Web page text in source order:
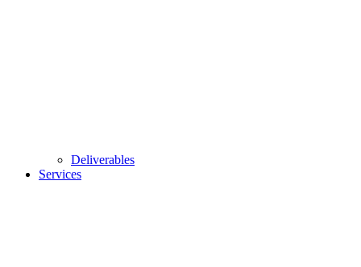
Deliverables
Services